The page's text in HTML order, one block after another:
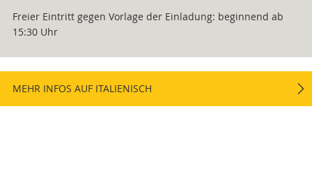
Freier Eintritt gegen Vorlage der Einladung: beginnend ab
15:30 Uhr
MEHR INFOS AUF ITALIENISCH